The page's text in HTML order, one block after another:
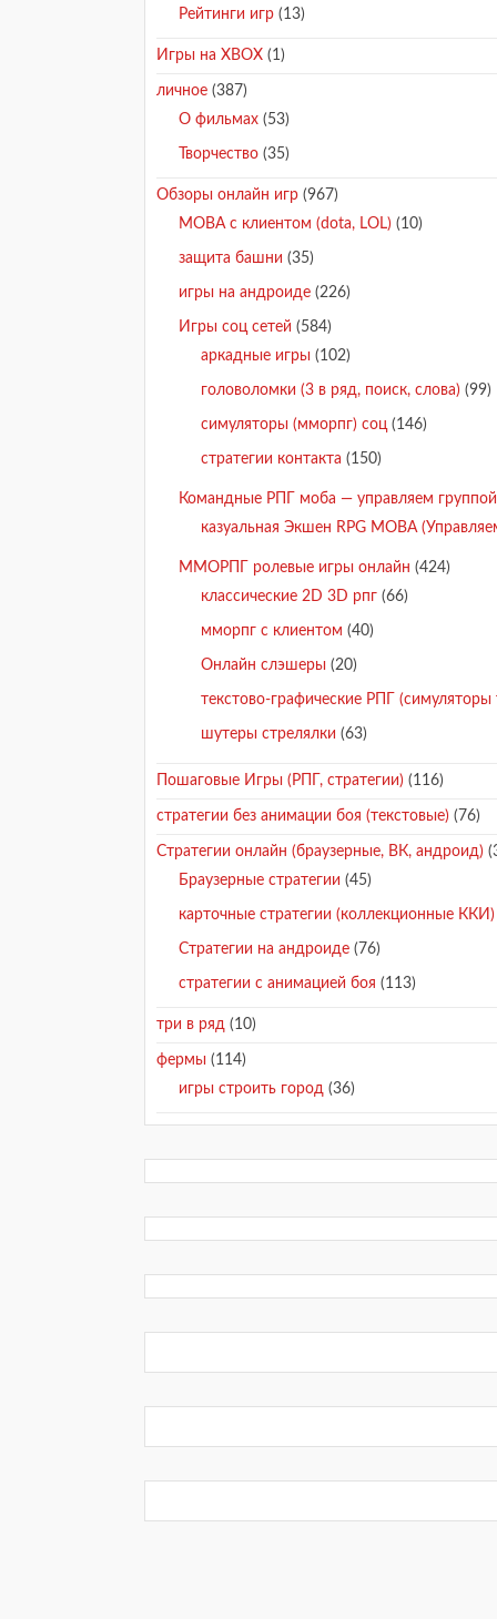
Рейтинги игр (13)
Игры на XBOX (1)
личное (387)
О фильмах (53)
Творчество (35)
Обзоры онлайн игр (967)
MOBA с клиентом (dota, LOL) (10)
защита башни (35)
игры на андроиде (226)
Игры соц сетей (584)
аркадные игры (102)
головоломки (3 в ряд, поиск, слова) (99)
симуляторы (мморпг) соц(146)
стратегии контакта (150)
Командные РПГ моба — управляем группой
казуальная Экшен RPG MOBA
ММОРПГ ролевые игры онлайн (424)
классические 2D 3D рпг (66)
мморпг с клиентом (40)
Онлайн слэшеры (20)
текстово-графические РПГ
шутеры стрелялки (63)
Пошаговые Игры (РПГ, стратегии) (116)
стратегии без анимации боя (текстовые) (76)
Стратегии онлайн (браузерные, ВК, андроид)
Браузерные стратегии (45)
карточные стратегии (коллекционные ККИ)
Стратегии на андроиде (76)
стратегии с анимацией боя (113)
три в ряд (10)
фермы (114)
игры строить город (36)